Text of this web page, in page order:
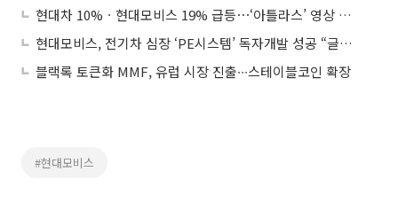
현대차 10%ㆍ현대모비스 19% 급등⋯‘아틀라스’ 영상 공개에 로봇주 강세
현대모비스, 전기차 심장 ‘PE시스템’ 독자개발 성공 “글로벌 경쟁력 강화”
블랙록 토큰화 MMF, 유럽 시장 진출∙∙∙스테이블코인 확장
#현대모비스